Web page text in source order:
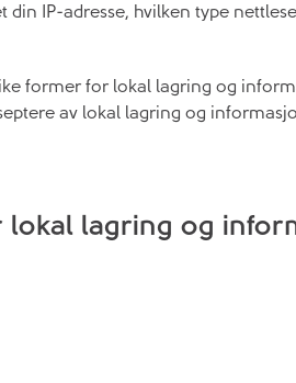
IP-adresse, hvilken type
former for lokal lagring og
av lokal lagring og
lagring og